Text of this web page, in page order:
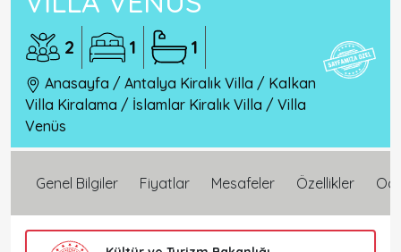
2 1 1
Anasayfa / Antalya Kiralık Villa / Kalkan
Villa Kiralama / İslamlar Kiralık Villa / Villa
Venüs
Genel Bilgiler Fiyatlar Mesafeler Özellikler